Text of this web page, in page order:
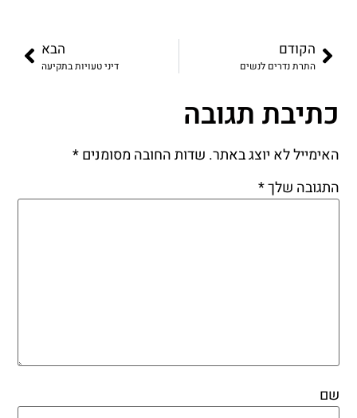
הקודם
התרת נדרים לנשים
הבא
דיני טעויות בתקיעה
כתיבת תגובה
האימייל לא יוצג באתר. שדות החובה מסומנים*
התגובה שלך*
שם